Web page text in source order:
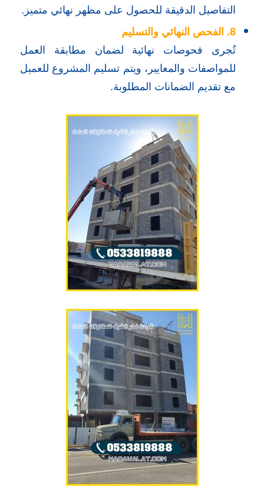
التفاصيل الدقيقة للحصول على مظهر نهائي متميز.
8. الفحص النهائي والتسليم
تُجرى فحوصات نهائية لضمان مطابقة العمل
للمواصفات والمعايير، ويتم تسليم المشروع للعميل
مع تقديم الضمانات المطلوبة.